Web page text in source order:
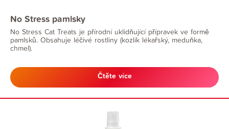
No Stress pamlsky
No Stress Cat Treats je přírodní uklidňující přípravek ve formě
pamlsků. Obsahuje léčivé rostliny (kozlík lékařský, meduňka,
chmel).
Čtěte více